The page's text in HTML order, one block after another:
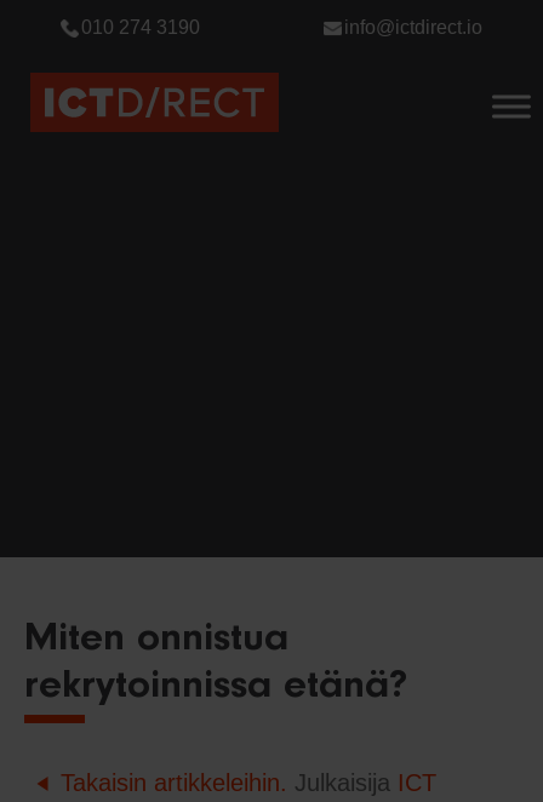
010 274 3190 info@ictdirect.io
Miten onnistua
rekrytoinnissa etänä?
Takaisin artikkeleihin. Julkaisija ICT